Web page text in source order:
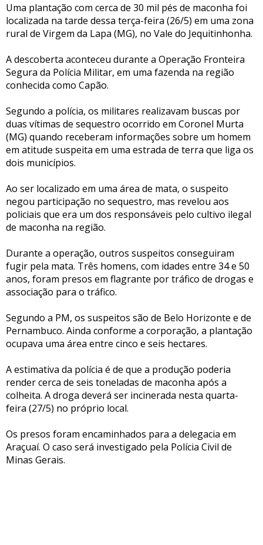
Uma plantação com cerca de 30 mil pés de maconha foi
localizada na tarde dessa terça-feira (26/5) em uma zona
rural de Virgem da Lapa (MG), no Vale do Jequitinhonha.
A descoberta aconteceu durante a Operação Fronteira
Segura da Polícia Militar, em uma fazenda na região
conhecida como Capão.
Segundo a polícia, os militares realizavam buscas por
duas vítimas de sequestro ocorrido em Coronel Murta
(MG) quando receberam informações sobre um homem
em atitude suspeita em uma estrada de terra que liga os
dois municípios.
Ao ser localizado em uma área de mata, o suspeito
negou participação no sequestro, mas revelou aos
policiais que era um dos responsáveis pelo cultivo ilegal
de maconha na região.
Durante a operação, outros suspeitos conseguiram
fugir pela mata. Três homens, com idades entre 34 e 50
anos, foram presos em flagrante por tráfico de drogas e
associação para o tráfico.
Segundo a PM, os suspeitos são de Belo Horizonte e de
Pernambuco. Ainda conforme a corporação, a plantação
ocupava uma área entre cinco e seis hectares.
A estimativa da polícia é de que a produção poderia
render cerca de seis toneladas de maconha após a
colheita. A droga deverá ser incinerada nesta quarta-
feira (27/5) no próprio local.
Os presos foram encaminhados para a delegacia em
Araçuaí. O caso será investigado pela Polícia Civil de
Minas Gerais.